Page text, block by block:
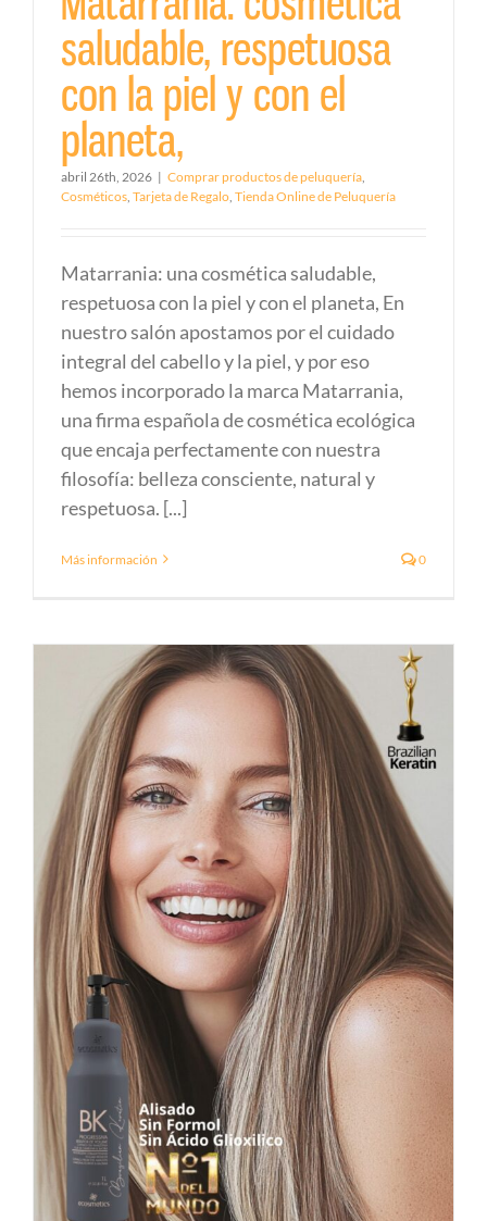
saludable, respetuosa
con la piel y con el
planeta,
abril 26th, 2026 | Comprar productos de peluquería
Cosméticos Tarjeta de Regalo Tienda Online de Peluquería
Matarrania: una cosmética saludable,
respetuosa con la piel y con el planeta, En
nuestro salón apostamos por el cuidado
integral del cabello y la piel, y por eso
hemos incorporado la marca Matarrania,
una firma española de cosmética ecológica
que encaja perfectamente con nuestra
filosofía: belleza consciente, natural y
respetuosa. [...]
Más información 0